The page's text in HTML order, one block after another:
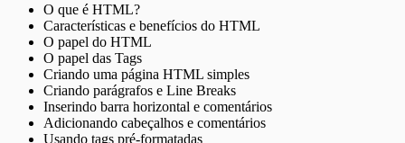
O que é HTML?
Características e benefícios do HTML
O papel do HTML
O papel das Tags
Criando uma página HTML simples
Criando parágrafos e Line Breaks
Inserindo barra horizontal e comentários
Adicionando cabeçalhos e comentários
Usando tags pré-formatadas